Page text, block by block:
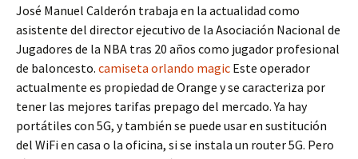
José Manuel Calderón trabaja en la actualidad como
asistente del director ejecutivo de la Asociación Nacional de
Jugadores de la NBA tras 20 años como jugador profesional
de baloncesto. camiseta orlando magic Este operador
actualmente es propiedad de Orange y se caracteriza por
tener las mejores tarifas prepago del mercado. Ya hay
portátiles con 5G, y también se puede usar en sustitución
del WiFi en casa o la oficina, si se instala un router 5G. Pero